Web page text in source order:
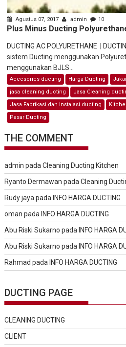
Agustus 07, 2017 admin 10
Plus Minus Ducting
DUCTING AC POLYURETHANE |
sistem Ducting menggunakan
menggunakan BJLS...
Accesories ducting Harga Ducting
jasa cleaning ducting
Jasa Cleaning
Jasa Fabrikasi dan Instalasi ducting
Pasar Ducting
THE COMMENT
admin padaCleaning Ducting Kitchen
Ryanto Dermawan padaCleaning
Rudy jaya padaINFO HARGA DUCTING
oman padaINFO HARGA DUCTING
Abu Riski Sukarno padaINFO HARGA
Abu Riski Sukarno padaINFO HARGA
Rahmad padaINFO HARGA DUCTING
DUCTING PAGE
CLEANING DUCTING
CLIENT